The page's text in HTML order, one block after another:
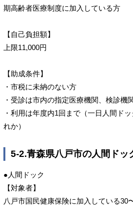
期高齢者医療制度に加入している方
【自己負担額】
上限11,000円
【助成条件】
・市税に未納のない方
・受診は市内の指定医療機関、検診機
・利用は年度内1回まで（一日人間ド
れか）
5-2.青森県八戸市の人間ドッ
●人間ドック
【対象者】
八戸市国民健康保険に加入している30